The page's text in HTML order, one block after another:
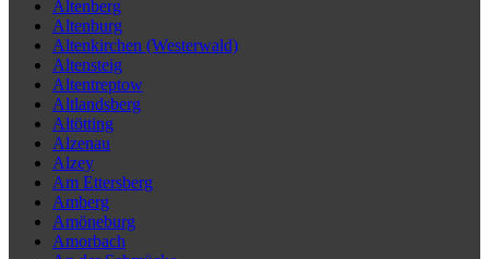
Altenberg
Altenburg
Altenkirchen (Westerwald)
Altensteig
Altentreptow
Altlandsberg
Altötting
Alzenau
Alzey
Am Ettersberg
Amberg
Amöneburg
Amorbach